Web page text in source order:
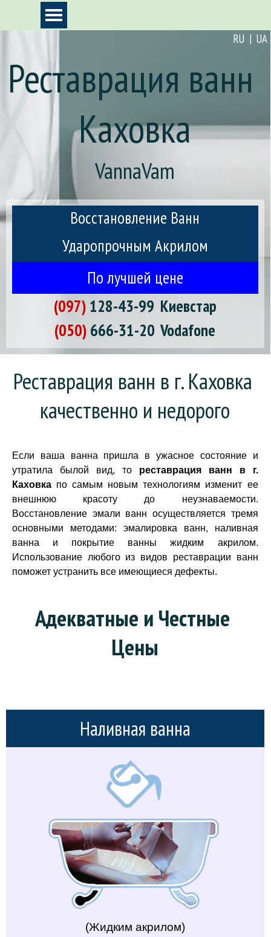
Перейти к контентуПропустить меню
RU | UA
Реставрация ванн
Каховка
VannaVam
Восстановление Ванн
Ударопрочным Акрилом
По лучшей цене
(097) 128-43-99 Киевстар
(050) 666-31-20 Vodafone
Реставрация ванн в г. Каховка
качественно и недорого
Если ваша ванна пришла в ужасное состояние и
утратила былой вид, то реставрация ванн в г.
Каховка по самым новым технологиям изменит ее
внешнюю красоту до неузнаваемости.
Восстановление эмали ванн осуществляется тремя
основными методами: эмалировка ванн, наливная
ванна и покрытие ванны жидким акрилом.
Использование любого из видов реставрации ванн
поможет устранить все имеющиеся дефекты.
Адекватные и Честные
Цены
Наливная ванна
(Жидким акрилом)